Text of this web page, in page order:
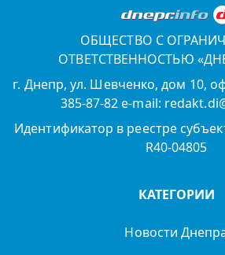
ОБЩЕСТВО С
ОТВЕТСТВЕННОСТЬЮ
г. Днепр, ул. Шевченко, дом 10,
385-87-82 e-mail:
Идентификатор в реестре
R40-04805
КАТЕГОРИИ
Новости